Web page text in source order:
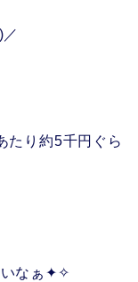
たり約5千円ぐら
いなぁ✦✧